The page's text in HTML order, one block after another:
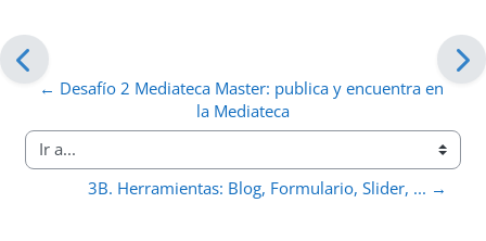
← Desafío 2 Mediateca Master: publica y encuentra en
la Mediateca
Ir a...
3B. Herramientas: Blog, Formulario, Slider, ... →